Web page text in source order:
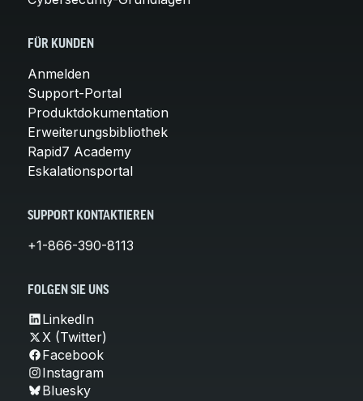
FÜR KUNDEN
Anmelden
Support-Portal
Produktdokumentation
Erweiterungsbibliothek
Rapid7 Academy
Eskalationsportal
SUPPORT KONTAKTIEREN
+1-866-390-8113
FOLGEN SIE UNS
LinkedIn
X (Twitter)
Facebook
Instagram
Bluesky